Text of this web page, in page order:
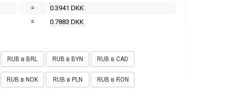
=
0.3941 DKK
=
0.7883 DKK
RUB в BRL RUB в BYN RUB в CAD
RUB в NOK RUB в PLN RUB в RON